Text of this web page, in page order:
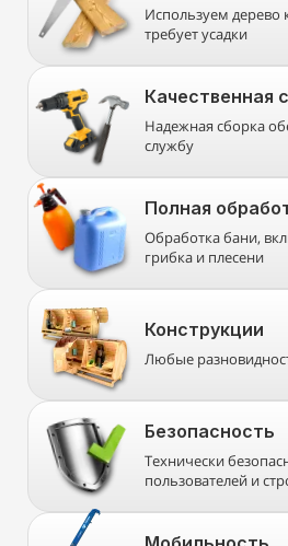
Используем
требует усадки
Качественная
Надежная сборка
службу
Полная
Обработка бани,
грибка и плесени
Конструкции
Любые
Безопасность
Технически
пользователей и